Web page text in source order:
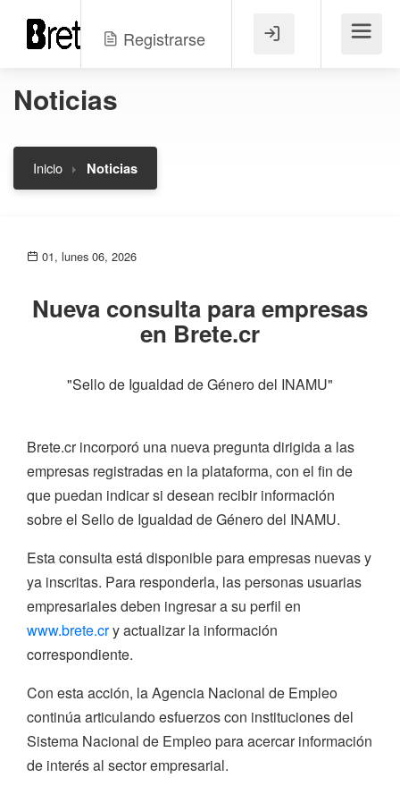
Registrarse Menú
Noticias
Inicio Noticias
01, lunes 06, 2026
Nueva consulta para empresas
en Brete.cr
"Sello de Igualdad de Género del INAMU"
Brete.cr incorporó una nueva pregunta dirigida a las
empresas registradas en la plataforma, con el fin de
que puedan indicar si desean recibir información
sobre el Sello de Igualdad de Género del INAMU.
Esta consulta está disponible para empresas nuevas y
ya inscritas. Para responderla, las personas usuarias
empresariales deben ingresar a su perfil en
www.brete.cry actualizar la información
correspondiente.
Con esta acción, la Agencia Nacional de Empleo
continúa articulando esfuerzos con instituciones del
Sistema Nacional de Empleo para acercar información
de interés al sector empresarial.